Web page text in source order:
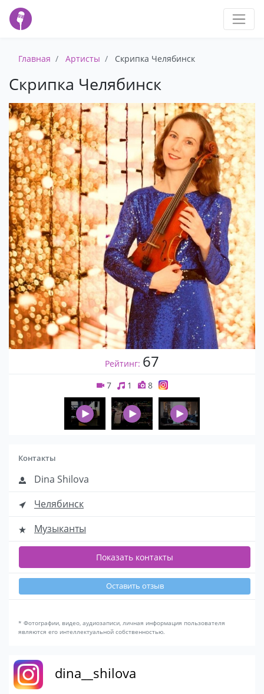
Главная Артисты Скрипка Челябинск
Скрипка Челябинск
Рейтинг: 67
7 1 8
Контакты
Dina Shilova
Челябинск
Музыканты
Показать контакты
Оставить отзыв
* Фотографии, видео, аудиозаписи, личная информация пользователя
являются его интеллектуальной собственностью.
dina__shilova